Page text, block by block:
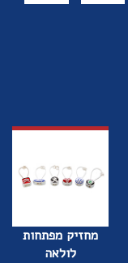
מחזיק מפתחות
לולאה